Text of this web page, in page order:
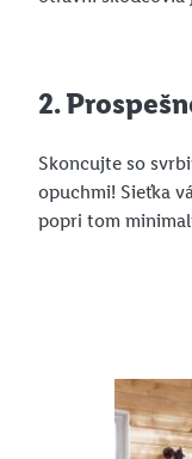
2.
Skoncujte so
opuchmi! Sieťka
popri tom